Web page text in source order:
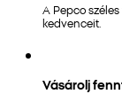
A Pepco
kedvenceit.
Vásárolj